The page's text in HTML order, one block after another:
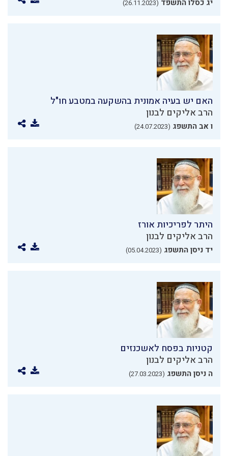
יג כסלו התשפד (26.11.2023)
האם יש בעיה אמונית בהשקעה במטבע חו"ל
הרב אליקים לבנון
ו אב התשפג (24.07.2023)
היתר לפריכיות אורז
הרב אליקים לבנון
יד ניסן התשפג (05.04.2023)
קטניות בפסח לאשכנזים
הרב אליקים לבנון
ה ניסן התשפג (27.03.2023)